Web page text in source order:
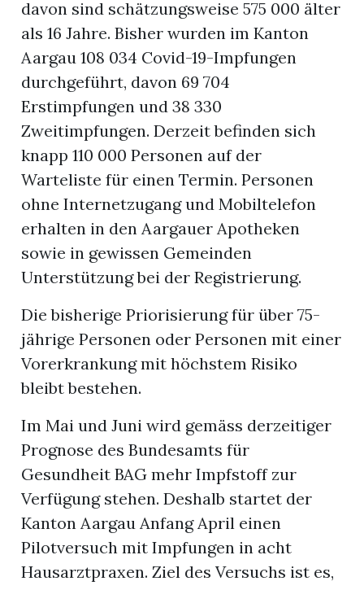
davon sind schätzungsweise 575 000 älter
als 16 Jahre. Bisher wurden im Kanton
Aargau 108 034 Covid-19-Impfungen
durchgeführt, davon 69 704
Erstimpfungen und 38 330
Zweitimpfungen. Derzeit befinden sich
knapp 110 000 Personen auf der
Warteliste für einen Termin. Personen
ohne Internetzugang und Mobiltelefon
erhalten in den Aargauer Apotheken
sowie in gewissen Gemeinden
Unterstützung bei der Registrierung.
Die bisherige Priorisierung für über 75-
jährige Personen oder Personen mit einer
Vorerkrankung mit höchstem Risiko
bleibt bestehen.
Im Mai und Juni wird gemäss derzeitiger
Prognose des Bundesamts für
Gesundheit BAG mehr Impfstoff zur
Verfügung stehen. Deshalb startet der
Kanton Aargau Anfang April einen
Pilotversuch mit Impfungen in acht
Hausarztpraxen. Ziel des Versuchs ist es,